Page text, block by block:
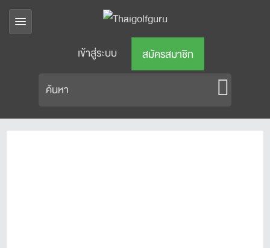
เข้าสู่ระบบ สมัครสมาชิก